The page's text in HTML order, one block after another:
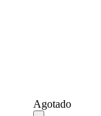
Agotado